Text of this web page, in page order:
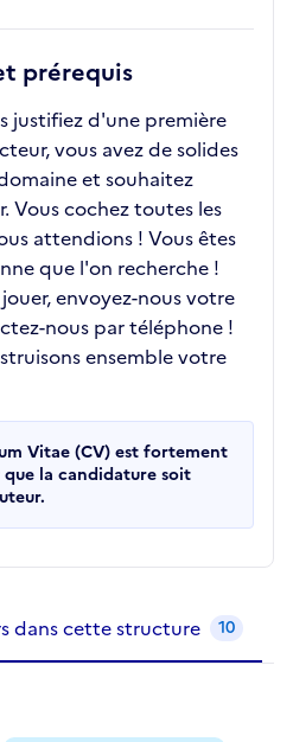
prérequis
justifiez d'une première
vous avez de solides
et souhaitez
Vous cochez toutes les
attendions ! Vous êtes
que l'on recherche !
envoyez-nous votre
nous par téléphone !
ensemble votre
Vitae (CV) est fortement
la candidature soit
dans cette structure 10